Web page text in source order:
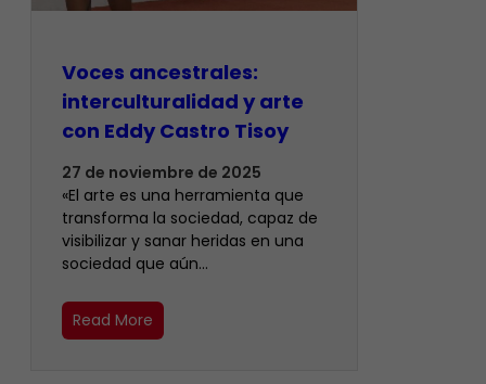
Voces ancestrales:
interculturalidad y arte
con Eddy Castro Tisoy
27 de noviembre de 2025
«El arte es una herramienta que
transforma la sociedad, capaz de
visibilizar y sanar heridas en una
sociedad que aún…
Read More